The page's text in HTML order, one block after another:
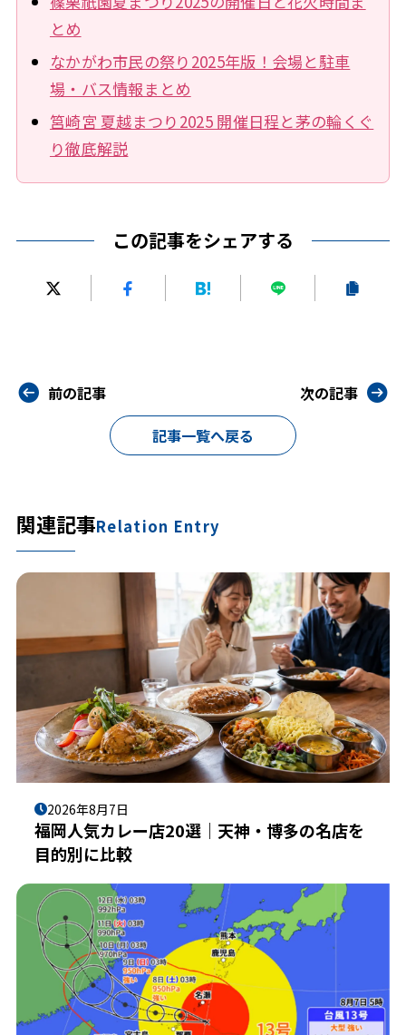
とめ
なかがわ市民の祭り2025年版！会場と駐車
場・バス情報まとめ
筥崎宮 夏越まつり2025 開催日程と茅の輪くぐ
り徹底解説
この記事をシェアする
前の記事
記事一覧へ戻る
次の記事
関連記事Relation Entry
2026年8月7日
福岡人気カレー店20選｜天神・博多の名店を
目的別に比較